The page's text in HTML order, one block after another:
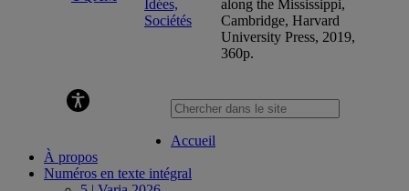
Idées,
Sociétés
along the Mississippi,
Cambridge, Harvard
University Press, 2019,
360p.
Accueil
À propos
Numéros en texte intégral